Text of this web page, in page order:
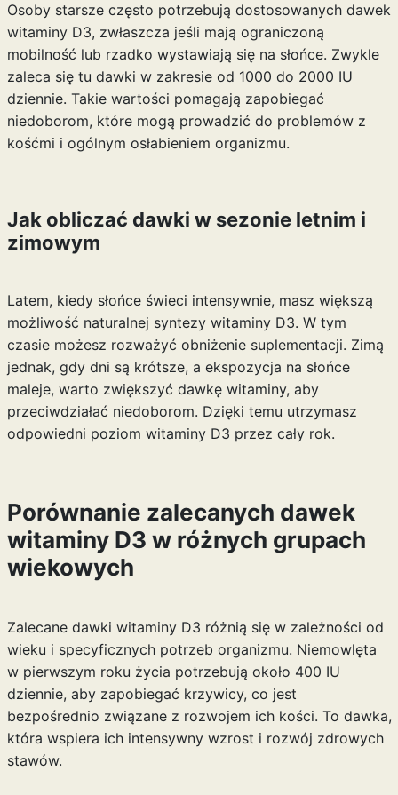
Osoby starsze często potrzebują dostosowanych dawek
witaminy D3, zwłaszcza jeśli mają ograniczoną
mobilność lub rzadko wystawiają się na słońce. Zwykle
zaleca się tu dawki w zakresie od 1000 do 2000 IU
dziennie. Takie wartości pomagają zapobiegać
niedoborom, które mogą prowadzić do problemów z
kośćmi i ogólnym osłabieniem organizmu.
Jak obliczać dawki w sezonie letnim i
zimowym
Latem, kiedy słońce świeci intensywnie, masz większą
możliwość naturalnej syntezy witaminy D3. W tym
czasie możesz rozważyć obniżenie suplementacji. Zimą
jednak, gdy dni są krótsze, a ekspozycja na słońce
maleje, warto zwiększyć dawkę witaminy, aby
przeciwdziałać niedoborom. Dzięki temu utrzymasz
odpowiedni poziom witaminy D3 przez cały rok.
Porównanie zalecanych dawek
witaminy D3 w różnych grupach
wiekowych
Zalecane dawki witaminy D3 różnią się w zależności od
wieku i specyficznych potrzeb organizmu. Niemowlęta
w pierwszym roku życia potrzebują około 400 IU
dziennie, aby zapobiegać krzywicy, co jest
bezpośrednio związane z rozwojem ich kości. To dawka,
która wspiera ich intensywny wzrost i rozwój zdrowych
stawów.